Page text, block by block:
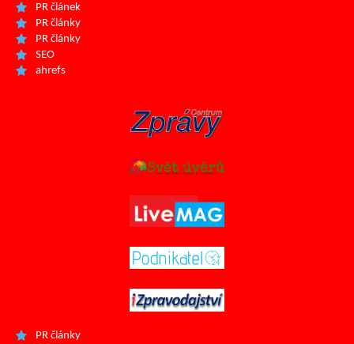
PR článek
PR články
PR články
SEO
ahrefs
PR články